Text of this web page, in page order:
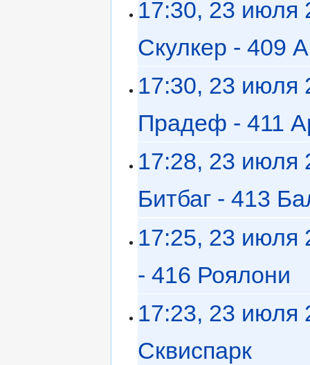
17:30, 23 июля
Скулкер - 409
17:30, 23 июля
Прадеф - 411
17:28, 23 июля
Битбаг - 413
17:25, 23 июля
- 416 Роялони
17:23, 23 июля
Сквиспарк